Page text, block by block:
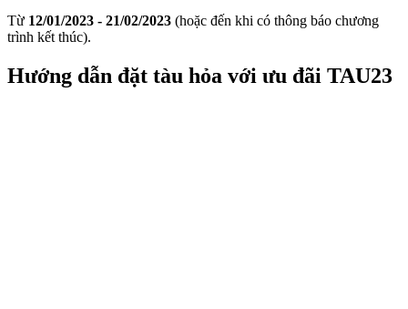
Từ 12/01/2023 - 21/02/2023 (hoặc đến khi có thông báo chương
trình kết thúc).
Hướng dẫn đặt tàu hỏa với ưu đãi TAU23